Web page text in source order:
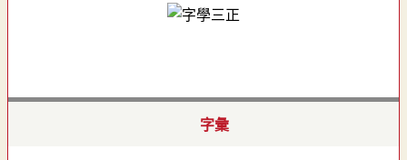
字彙